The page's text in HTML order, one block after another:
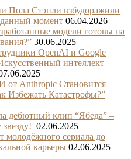
Пола Стэнли взбудоражили
данный момент 06.04.2026
модели готовы на
30.06.2025
OpenAI и Google
интеллект
от Anthropic Становится
Катастрофы?”
дебютный клип “Ябеда” –
02.06.2025
молодёжного сериала до
карьеры 02.06.2025